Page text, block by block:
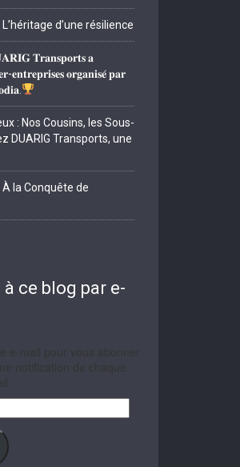
d’une résilience
𝐓𝐫𝐚𝐧𝐬𝐩𝐨𝐫𝐭𝐬 𝐚
𝐞𝐧𝐭𝐫𝐞𝐩𝐫𝐢𝐬𝐞𝐬 𝐨𝐫𝐠𝐚𝐧𝐢𝐬𝐞́ 𝐩𝐚𝐫
: Nos Cousins, les Sous-
DUARIG Transports, une
À la Conquête de
ce blog par e-